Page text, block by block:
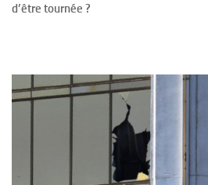
d’être tournée ?